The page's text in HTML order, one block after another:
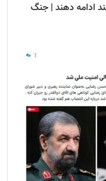
ادامه دهند | جنگ